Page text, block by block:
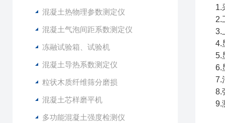
混凝土热物理参数测定仪
混凝土气泡间距系数测定仪
冻融试验箱、试验机
混凝土导热系数测定仪
粒状木质纤维筛分磨损
混凝土芯样磨平机
多功能混凝土强度检测仪
1.
2.
3.
4.
5.
6.
7.
8.
9.